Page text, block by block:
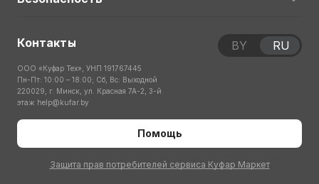
Контакты
ООО «Куфар Тех», УНП 191767445
Пн-Пт: 10:00 – 18:00; Сб, Вс: Выходной
220029, г. Минск, ул. Красная 7А-2, 3-й
этаж help@kufar.by
Помощь
Защита прав потребителей сервиса Куфар Маркет
BY RU